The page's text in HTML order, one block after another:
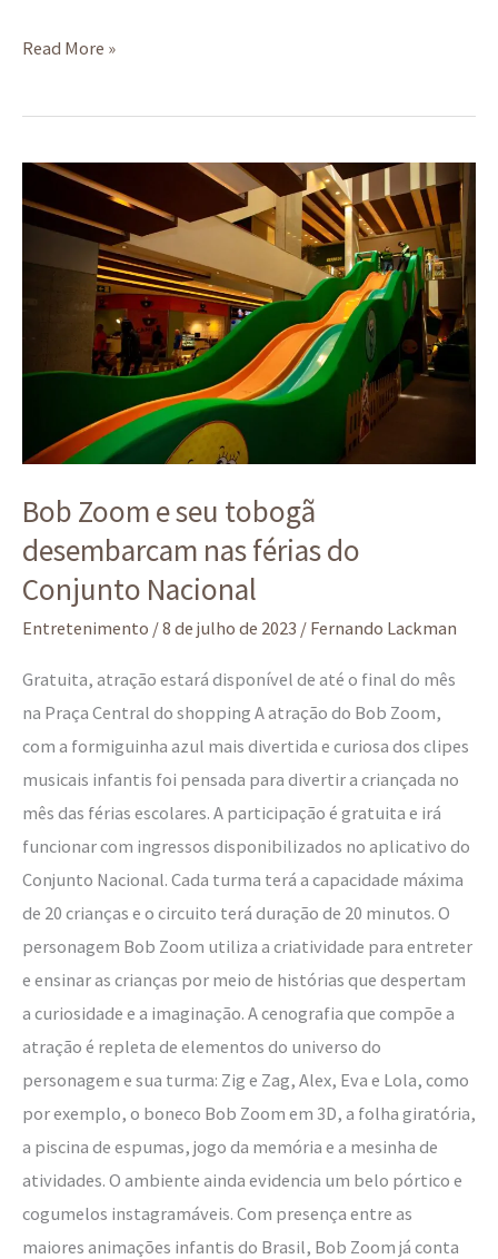
Read More »
Bob Zoom e seu tobogã
desembarcam nas férias do
Conjunto Nacional
Entretenimento /8 de julho de 2023 / Fernando Lackman
Gratuita, atração estará disponível de até o final do mês
na Praça Central do shopping A atração do Bob Zoom,
com a formiguinha azul mais divertida e curiosa dos clipes
musicais infantis foi pensada para divertir a criançada no
mês das férias escolares. A participação é gratuita e irá
funcionar com ingressos disponibilizados no aplicativo do
Conjunto Nacional. Cada turma terá a capacidade máxima
de 20 crianças e o circuito terá duração de 20 minutos. O
personagem Bob Zoom utiliza a criatividade para entreter
e ensinar as crianças por meio de histórias que despertam
a curiosidade e a imaginação. A cenografia que compõe a
atração é repleta de elementos do universo do
personagem e sua turma: Zig e Zag, Alex, Eva e Lola, como
por exemplo, o boneco Bob Zoom em 3D, a folha giratória,
a piscina de espumas, jogo da memória e a mesinha de
atividades. O ambiente ainda evidencia um belo pórtico e
cogumelos instagramáveis. Com presença entre as
maiores animações infantis do Brasil, Bob Zoom já conta
Bob
Zoom
desembarcam
nas
Nacional